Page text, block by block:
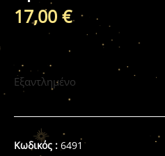
17,00 €
Εξαντλημένο
Κωδικός : 6491